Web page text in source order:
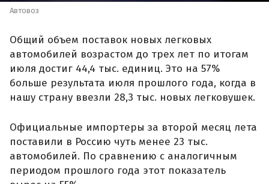
Автовоз
Общий объем поставок новых легковых
автомобилей возрастом до трех лет по итогам
июля достиг 44,4 тыс. единиц. Это на 57%
больше результата июля прошлого года, когда в
нашу страну ввезли 28,3 тыс. новых легковушек.
Официальные импортеры за второй месяц лета
поставили в Россию чуть менее 23 тыс.
автомобилей. По сравнению с аналогичным
периодом прошлого года этот показатель